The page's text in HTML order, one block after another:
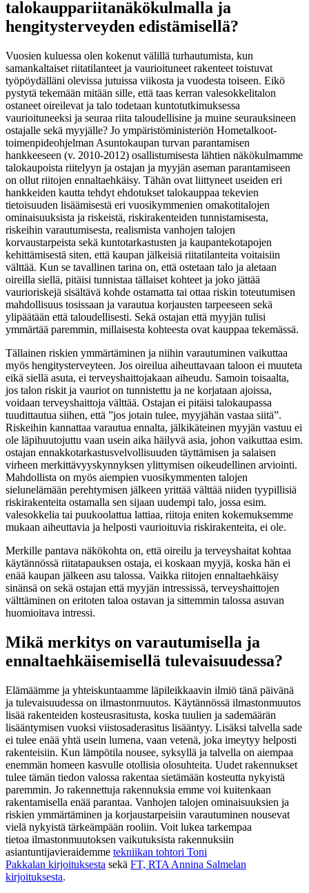
talokauppariitanäkökulmalla ja
hengitysterveyden edistämisellä?
Vuosien kuluessa olen kokenut välillä turhautumista, kun
samankaltaiset riitatilanteet ja vaurioituneet rakenteet toistuvat
työpöydälläni olevissa jutuissa viikosta ja vuodesta toiseen. Eikö
pystytä tekemään mitään sille, että taas kerran valesokkelitalon
ostaneet oireilevat ja talo todetaan kuntotutkimuksessa
vaurioituneeksi ja seuraa riita taloudellisine ja muine seurauksineen
ostajalle sekä myyjälle? Jo ympäristöministeriön Hometalkoot-
toimenpideohjelman Asuntokaupan turvan parantamisen
hankkeeseen (v. 2010-2012) osallistumisesta lähtien näkökulmamme
talokaupoista riitelyyn ja ostajan ja myyjän aseman parantamiseen
on ollut riitojen ennaltaehkäisy. Tähän ovat liittyneet useiden eri
hankkeiden kautta tehdyt ehdotukset talokauppaa tekevien
tietoisuuden lisäämisestä eri vuosikymmenien omakotitalojen
ominaisuuksista ja riskeistä, riskirakenteiden tunnistamisesta,
riskeihin varautumisesta, realismista vanhojen talojen
korvaustarpeista sekä kuntotarkastusten ja kaupantekotapojen
kehittämisestä siten, että kaupan jälkeisiä riitatilanteita voitaisiin
välttää. Kun se tavallinen tarina on, että ostetaan talo ja aletaan
oireilla siellä, pitäisi tunnistaa tällaiset kohteet ja joko jättää
vaurioriskejä sisältävä kohde ostamatta tai ottaa riskin toteutumisen
mahdollisuus tosissaan ja varautua korjausten tarpeeseen sekä
ylipäätään että taloudellisesti. Sekä ostajan että myyjän tulisi
ymmärtää paremmin, millaisesta kohteesta ovat kauppaa tekemässä.
Tällainen riskien ymmärtäminen ja niihin varautuminen vaikuttaa
myös hengitysterveyteen. Jos oireilua aiheuttavaan taloon ei muuteta
eikä siellä asuta, ei terveyshaittojakaan aiheudu. Samoin toisaalta,
jos talon riskit ja vauriot on tunnistettu ja ne korjataan ajoissa,
voidaan terveyshaittoja välttää. Ostajan ei pitäisi talokaupassa
tuudittautua siihen, että ”jos jotain tulee, myyjähän vastaa siitä”.
Riskeihin kannattaa varautua ennalta, jälkikäteinen myyjän vastuu ei
ole läpihuutojuttu vaan usein aika häilyvä asia, johon vaikuttaa esim.
ostajan ennakkotarkastusvelvollisuuden täyttämisen ja salaisen
virheen merkittävyyskynnyksen ylittymisen oikeudellinen arviointi.
Mahdollista on myös aiempien vuosikymmenten talojen
sielunelämään perehtymisen jälkeen yrittää välttää niiden tyypillisiä
riskirakenteita ostamalla sen sijaan uudempi talo, jossa esim.
valesokkelia tai puukoolattua lattiaa, riitoja eniten kokemuksemme
mukaan aiheuttavia ja helposti vaurioituvia riskirakenteita, ei ole.
Merkille pantava näkökohta on, että oireilu ja terveyshaitat kohtaa
käytännössä riitatapauksen ostaja, ei koskaan myyjä, koska hän ei
enää kaupan jälkeen asu talossa. Vaikka riitojen ennaltaehkäisy
sinänsä on sekä ostajan että myyjän intressissä, terveyshaittojen
välttäminen on eritoten taloa ostavan ja sittemmin talossa asuvan
huomioitava intressi.
Mikä merkitys on varautumisella ja
ennaltaehkäisemisellä tulevaisuudessa?
Elämäämme ja yhteiskuntaamme läpileikkaavin ilmiö tänä päivänä
ja tulevaisuudessa on ilmastonmuutos. Käytännössä ilmastonmuutos
lisää rakenteiden kosteusrasitusta, koska tuulien ja sademäärän
lisääntymisen vuoksi viistosaderasitus lisääntyy. Lisäksi talvella sade
ei tulee enää yhtä usein lumena, vaan vetenä, joka imeytyy helposti
rakenteisiin. Kun lämpötila nousee, syksyllä ja talvella on aiempaa
enemmän homeen kasvulle otollisia olosuhteita. Uudet rakennukset
tulee tämän tiedon valossa rakentaa sietämään kosteutta nykyistä
paremmin. Jo rakennettuja rakennuksia emme voi kuitenkaan
rakentamisella enää parantaa. Vanhojen talojen ominaisuuksien ja
riskien ymmärtäminen ja korjaustarpeisiin varautuminen nousevat
vielä nykyistä tärkeämpään rooliin. Voit lukea tarkempaa
tietoa ilmastonmuutoksen vaikutuksista rakennuksiin
asiantuntijavieraidemme tekniikan tohtori Toni
Pakkalan kirjoituksesta sekä FT, RTA Annina Salmelan
kirjoituksesta.